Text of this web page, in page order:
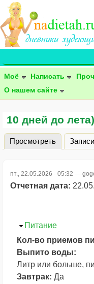
Моё Написать
О нашем сайте
10 дней до лета)
Главные
Просмотреть
пт., 22.05.2026 - 05:32 —
Отчетная дата:
Скрыть
Питание
Кол-во приемов
Выпито воды:
Литр или больше,
Завтрак: Да